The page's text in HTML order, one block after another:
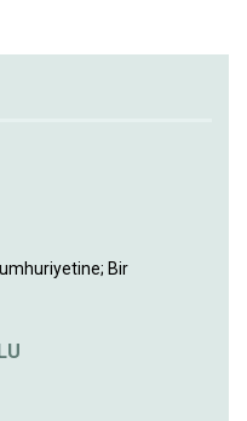
Bir